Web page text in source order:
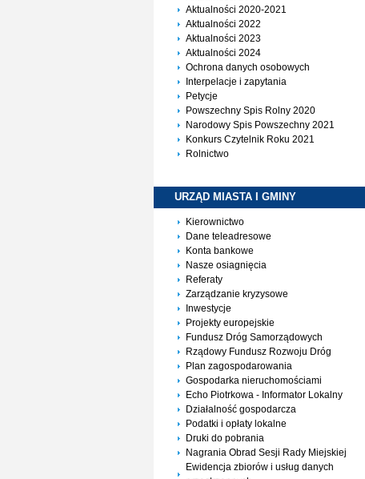
Aktualności 2020-2021
Aktualności 2022
Aktualności 2023
Aktualności 2024
Ochrona danych osobowych
Interpelacje i zapytania
Petycje
Powszechny Spis Rolny 2020
Narodowy Spis Powszechny 2021
Konkurs Czytelnik Roku 2021
Rolnictwo
URZĄD MIASTA I GMINY
Kierownictwo
Dane teleadresowe
Konta bankowe
Nasze osiagnięcia
Referaty
Zarządzanie kryzysowe
Inwestycje
Projekty europejskie
Fundusz Dróg Samorządowych
Rządowy Fundusz Rozwoju Dróg
Plan zagospodarowania
Gospodarka nieruchomościami
Echo Piotrkowa - Informator Lokalny
Działalność gospodarcza
Podatki i opłaty lokalne
Druki do pobrania
Nagrania Obrad Sesji Rady Miejskiej
Ewidencja zbiorów i usług danych